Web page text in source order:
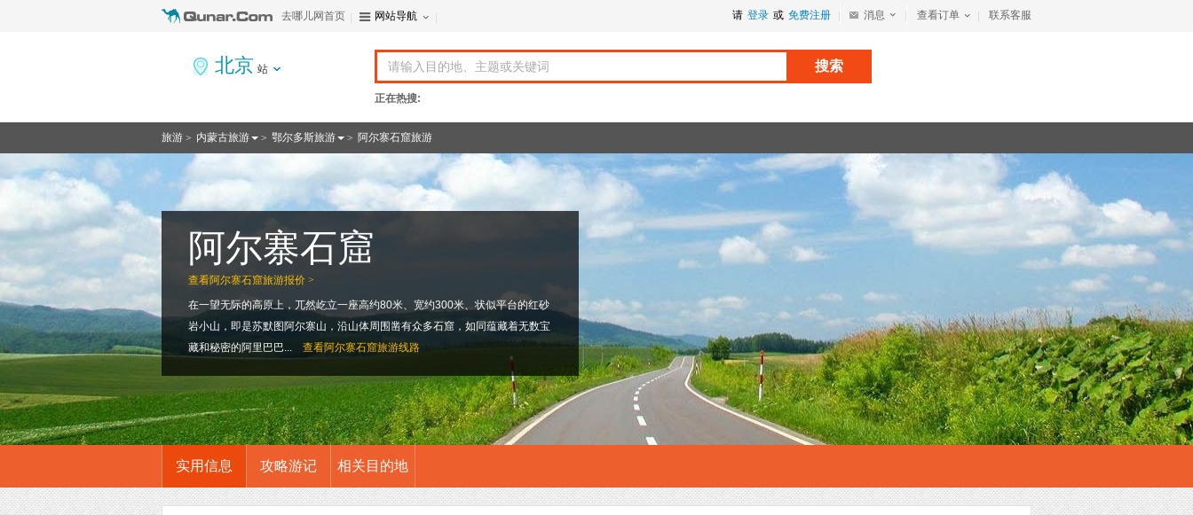
请 登录 或 免费注册 消息 查看订单 联系客服
去哪儿网首页 网站导航
北京 站 搜索
正在热搜:
旅游 > 内蒙古旅游 > 鄂尔多斯旅游 > 阿尔寨石窟旅游
查看阿尔寨石窟旅游报价 >
阿尔寨石窟
在一望无际的高原上，兀然屹立一座高约80米、宽约300米、状似平台的红砂
岩小山，即是苏默图阿尔寨山，沿山体周围凿有众多石窟，如同蕴藏着无数宝
藏和秘密的阿里巴巴...
查看阿尔寨石窟旅游线路
实用信息 攻略游记 相关目的地